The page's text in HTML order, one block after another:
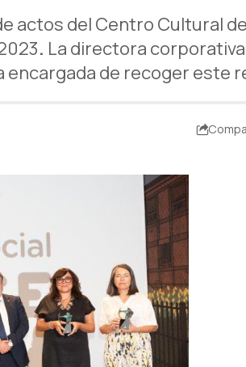
actos del Centro Cultural
. La directora
encargada de recoger este